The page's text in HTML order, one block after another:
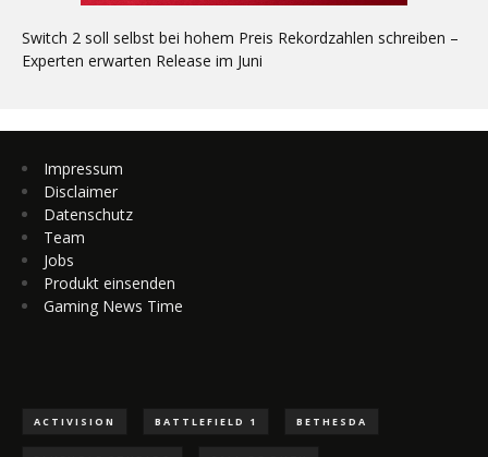
Switch 2 soll selbst bei hohem Preis Rekordzahlen schreiben –
Experten erwarten Release im Juni
Impressum
Disclaimer
Datenschutz
Team
Jobs
Produkt einsenden
Gaming News Time
ACTIVISION BATTLEFIELD 1 BETHESDA